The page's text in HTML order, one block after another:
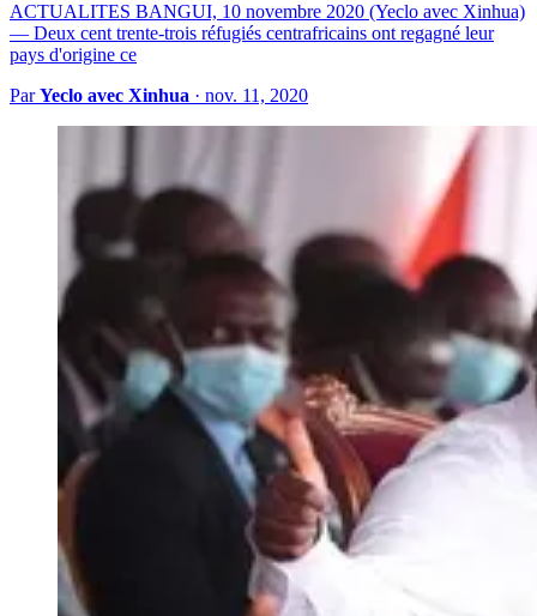
ACTUALITES BANGUI, 10 novembre 2020 (Yeclo avec Xinhua)
— Deux cent trente-trois réfugiés centrafricains ont regagné leur
pays d'origine ce
ParYeclo avec Xinhua · nov. 11, 2020